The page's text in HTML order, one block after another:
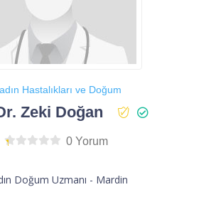
Hastalıkları ve Doğum
Zeki Doğan
0 Yorum
Doğum Uzmanı - Mardin